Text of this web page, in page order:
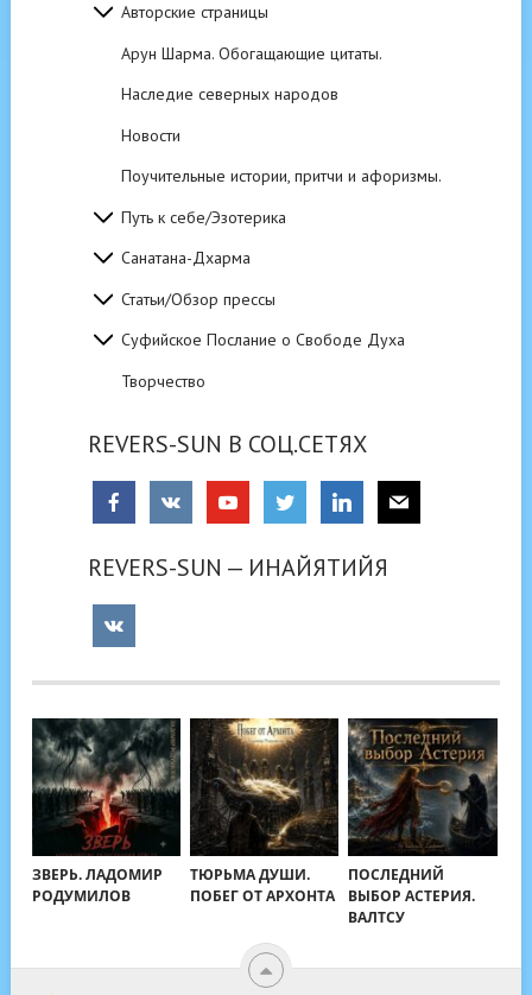
Авторские страницы
Арун Шарма. Обогащающие цитаты.
Наследие северных народов
Новости
Поучительные истории, притчи и афоризмы.
Путь к себе/Эзотерика
Санатана-Дхарма
Статьи/Обзор прессы
Суфийское Послание о Свободе Духа
Творчество
REVERS-SUN В СОЦ.СЕТЯХ
REVERS-SUN — ИНАЙЯТИЙЯ
ЗВЕРЬ. ЛАДОМИР
РОДУМИЛОВ
ТЮРЬМА ДУШИ.
ПОБЕГ ОТ АРХОНТА
ПОСЛЕДНИЙ
ВЫБОР АСТЕРИЯ.
ВАЛТСУ